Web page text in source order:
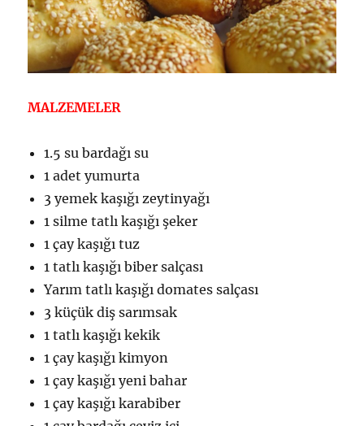
MALZEMELER
1.5 su bardağı su
1 adet yumurta
3 yemek kaşığı zeytinyağı
1 silme tatlı kaşığı şeker
1 çay kaşığı tuz
1 tatlı kaşığı biber salçası
Yarım tatlı kaşığı domates salçası
3 küçük diş sarımsak
1 tatlı kaşığı kekik
1 çay kaşığı kimyon
1 çay kaşığı yeni bahar
1 çay kaşığı karabiber